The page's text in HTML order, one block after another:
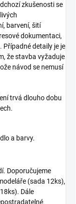
zkušenosti se
barvení, šití
dokumentaci,
Případné detaily je je
že stavba vyžaduje
návod se nemusí
trvá dlouho dobu
a barvy.
Doporučujeme
(sada 12ks),
Dále